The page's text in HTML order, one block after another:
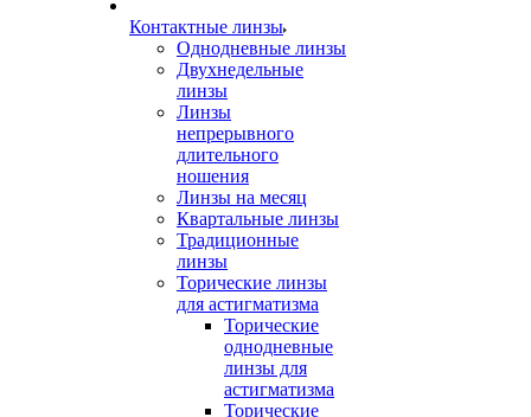
Контактные линзы
Однодневные линзы
Двухнедельные
линзы
Линзы
непрерывного
длительного
ношения
Линзы на месяц
Квартальные линзы
Традиционные
линзы
Торические линзы
для астигматизма
Торические
однодневные
линзы для
астигматизма
Торические